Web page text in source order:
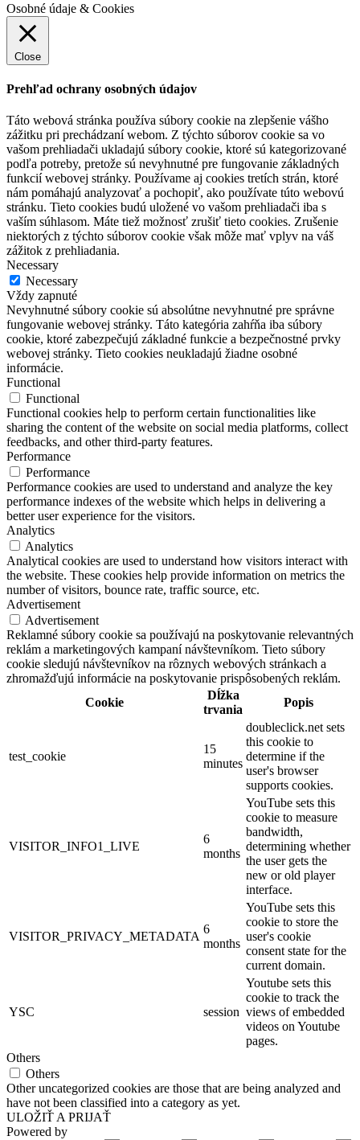
Osobné údaje & Cookies
Close
Prehľad ochrany osobných údajov
Táto webová stránka používa súbory cookie na zlepšenie vášho
zážitku pri prechádzaní webom. Z týchto súborov cookie sa vo
vašom prehliadači ukladajú súbory cookie, ktoré sú kategorizované
podľa potreby, pretože sú nevyhnutné pre fungovanie základných
funkcií webovej stránky. Používame aj cookies tretích strán, ktoré
nám pomáhajú analyzovať a pochopiť, ako používate túto webovú
stránku. Tieto cookies budú uložené vo vašom prehliadači iba s
vaším súhlasom. Máte tiež možnosť zrušiť tieto cookies. Zrušenie
niektorých z týchto súborov cookie však môže mať vplyv na váš
zážitok z prehliadania.
Necessary
Necessary
Vždy zapnuté
Nevyhnutné súbory cookie sú absolútne nevyhnutné pre správne
fungovanie webovej stránky. Táto kategória zahŕňa iba súbory
cookie, ktoré zabezpečujú základné funkcie a bezpečnostné prvky
webovej stránky. Tieto cookies neukladajú žiadne osobné
informácie.
Functional
Functional
Functional cookies help to perform certain functionalities like
sharing the content of the website on social media platforms, collect
feedbacks, and other third-party features.
Performance
Performance
Performance cookies are used to understand and analyze the key
performance indexes of the website which helps in delivering a
better user experience for the visitors.
Analytics
Analytics
Analytical cookies are used to understand how visitors interact with
the website. These cookies help provide information on metrics the
number of visitors, bounce rate, traffic source, etc.
Advertisement
Advertisement
Reklamné súbory cookie sa používajú na poskytovanie relevantných
reklám a marketingových kampaní návštevníkom. Tieto súbory
cookie sledujú návštevníkov na rôznych webových stránkach a
zhromažďujú informácie na poskytovanie prispôsobených reklám.
Cookie
Dĺžka
trvania
Popis
test_cookie
15
minutes
doubleclick.net sets
this cookie to
determine if the
user's browser
supports cookies.
VISITOR_INFO1_LIVE
6
months
YouTube sets this
cookie to measure
bandwidth,
determining whether
the user gets the
new or old player
interface.
VISITOR_PRIVACY_METADATA
6
months
YouTube sets this
cookie to store the
user's cookie
consent state for the
current domain.
YSC session
Youtube sets this
cookie to track the
views of embedded
videos on Youtube
pages.
Others
Others
Other uncategorized cookies are those that are being analyzed and
have not been classified into a category as yet.
ULOŽIŤ A PRIJAŤ
Powered by